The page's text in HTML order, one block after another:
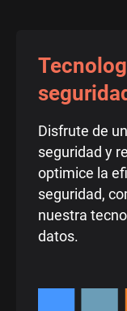
Disfrute de
seguridad y
optimice la
seguridad,
nuestra
datos.